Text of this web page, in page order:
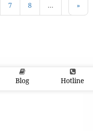
7 8 ... »
Blog Hotline